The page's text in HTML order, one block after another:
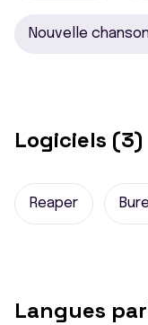
Nouvelle
Logiciels (3)
Reaper
Langues